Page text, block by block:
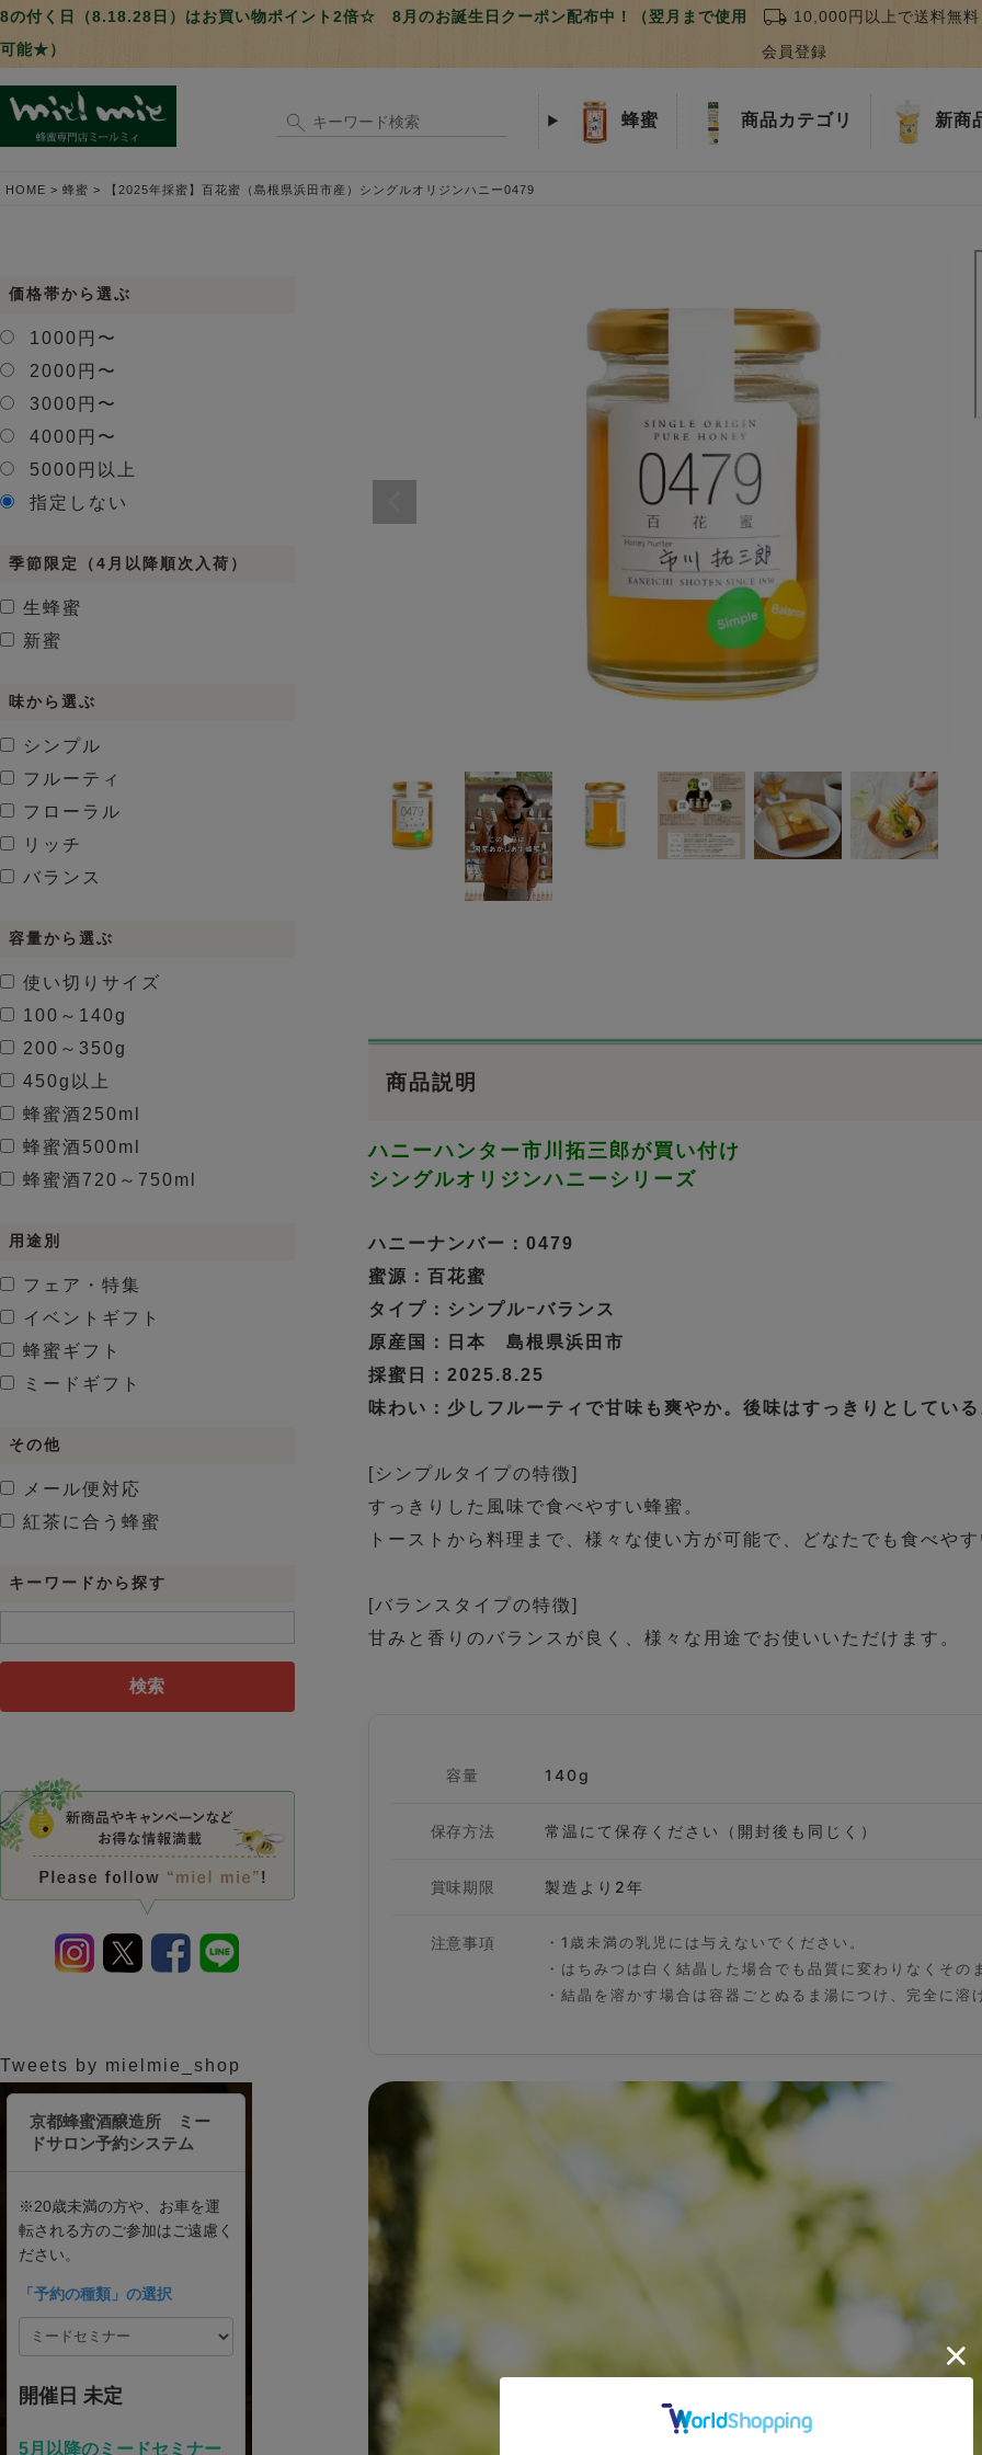
8の付く日（8.18.28日）はお買い物ポイント2倍☆ 8月のお誕生日クーポン配布中！（翌月まで使用
可能★）
local_shipping 10,000円以上で送料無料
会員登録
蜂蜜 商品カテゴリ 新商
HOME 蜂蜜 【2025年採蜜】百花蜜（島根県浜田市産）シングルオリジンハニー0479
商品説明
ハニーハンター市川拓三郎が買い付け
シングルオリジンハニーシリーズ
ハニーナンバー：0479
蜜源：百花蜜
タイプ：シンプルｰバランス
原産国：日本 島根県浜田市
採蜜日：2025.8.25
味わい：少しフルーティで甘味も爽やか。後味はすっきりとしてい
[シンプルタイプの特徴]
すっきりした風味で食べやすい蜂蜜。
トーストから料理まで、様々な使い方が可能で、どなたでも食べや
[バランスタイプの特徴]
甘みと香りのバランスが良く、様々な用途でお使いいただけます。
容量 140g
保存方法 常温にて保存ください（開封後も同じく）
賞味期限 製造より2年
注意事項
・1歳未満の乳児には与えないでください。
・はちみつは白く結晶した場合でも品質に変わりなくその
・結晶を溶かす場合は容器ごとぬるま湯につけ、完全に溶
価格帯から選ぶ
1000円〜
2000円〜
3000円〜
4000円〜
5000円以上
指定しない
季節限定（4月以降順次入荷）
生蜂蜜
新蜜
味から選ぶ
シンプル
フルーティ
フローラル
リッチ
バランス
容量から選ぶ
使い切りサイズ
100～140g
200～350g
450g以上
蜂蜜酒250ml
蜂蜜酒500ml
蜂蜜酒720～750ml
用途別
フェア・特集
イベントギフト
蜂蜜ギフト
ミードギフト
その他
メール便対応
紅茶に合う蜂蜜
キーワードから探す
検索
Tweets by mielmie_shop